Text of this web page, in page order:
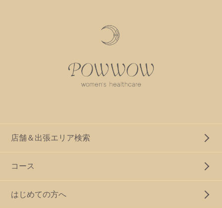
店舗＆出張エリア検索
コース
はじめての方へ